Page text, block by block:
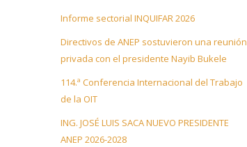
Informe sectorial INQUIFAR 2026
Directivos de ANEP sostuvieron una reunión
privada con el presidente Nayib Bukele
114.ª Conferencia Internacional del Trabajo
de la OIT
ING. JOSÉ LUIS SACA NUEVO PRESIDENTE
ANEP 2026-2028